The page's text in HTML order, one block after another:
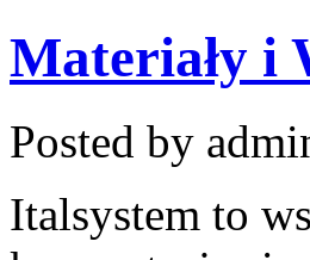
Materiały i
Posted by
Italsystem to